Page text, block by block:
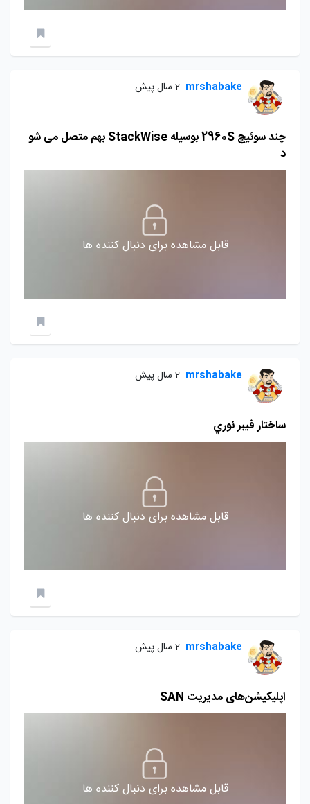
mrshabake 2 سال پیش
چند سوئیچ 2960S بوسیله StackWise بهم متصل می شو
د
قابل مشاهده برای دنبال کننده ها
mrshabake 2 سال پیش
ساختار فيبر نوري
قابل مشاهده برای دنبال کننده ها
mrshabake 2 سال پیش
اپلیکیشن‌های مدیریت SAN
قابل مشاهده برای دنبال کننده ها